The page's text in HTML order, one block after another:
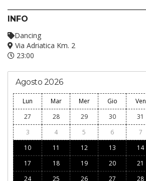
INFO
Dancing
Via Adriatica Km. 2
23:00
Agosto 2026
Lun Mar Mer Gio Ven
27
28 29 30 31
3
4 5 6 7
10
11 12 13 14
17
18 19 20 21
24
25 26 27 28